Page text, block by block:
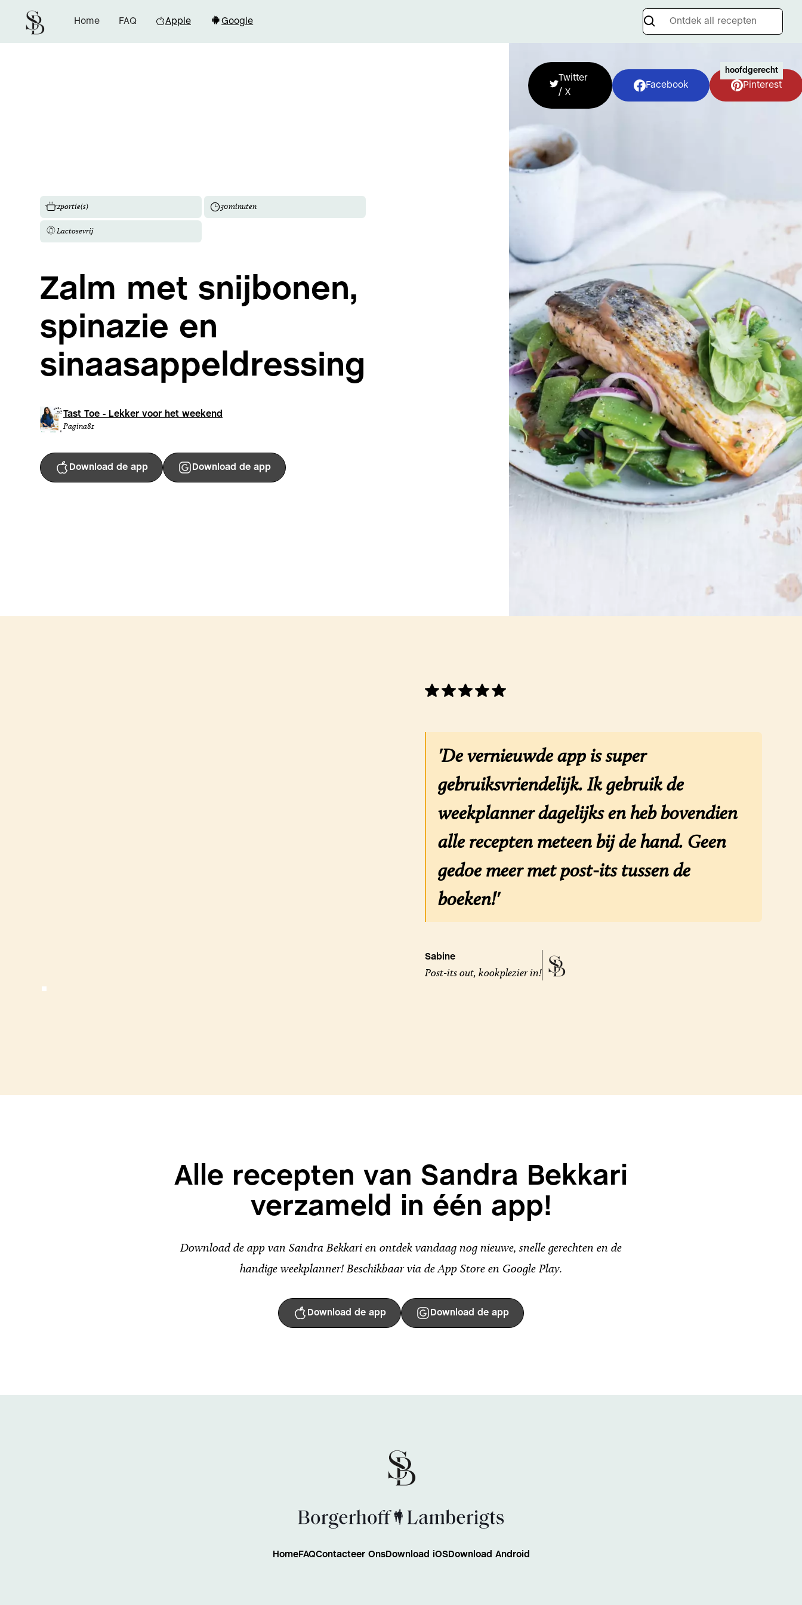
Home FAQ Apple Google
2portie(s) 30minuten
Lactosevrij
Zalm met snijbonen,
spinazie en
sinaasappeldressing
Tast Toe - Lekker voor het weekend
Pagina81
Download de app Download de app
Twitter
/ X
Facebook Pinterest
hoofdgerecht
'De vernieuwde app is super
gebruiksvriendelijk. Ik gebruik de
weekplanner dagelijks en heb bovendien
alle recepten meteen bij de hand. Geen
gedoe meer met post-its tussen de
boeken!'
Sabine
Post-its out, kookplezier in!
Alle recepten van Sandra Bekkari
verzameld in één app!
Download de app van Sandra Bekkari en ontdek vandaag nog nieuwe, snelle gerechten en de
handige weekplanner! Beschikbaar via de App Store en Google Play.
Download de app Download de app
HomeFAQContacteer OnsDownload iOSDownload Android